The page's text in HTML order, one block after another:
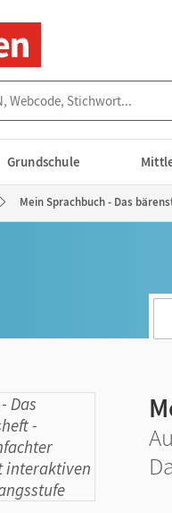
Grundschule
Mein Sprachbuch - Das